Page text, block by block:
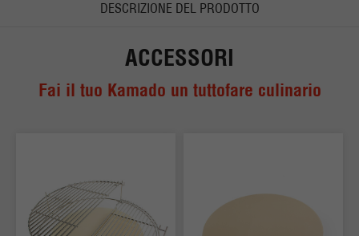
DESCRIZIONE DEL PRODOTTO
ACCESSORI
Fai il tuo Kamado un tuttofare culinario